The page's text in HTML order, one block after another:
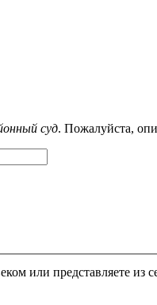
суд. Пожалуйста,
или представляете из